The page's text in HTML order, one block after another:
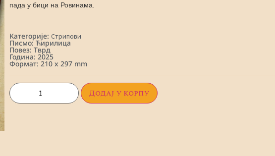
пада у бици на Ровинама.
Категорије:Стрипови
Писмо: Ћирилица
Повез: Тврд
Година: 2025
Формат: 210 x 297 mm
Додај у корпу